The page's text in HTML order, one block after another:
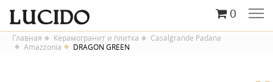
0
Главная Керамогранит и плитка
Casalgrande Padana
Amazzonia
DRAGON GREEN